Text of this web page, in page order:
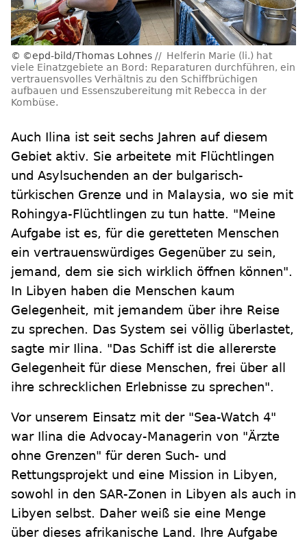
©epd-bild/Thomas Lohnes
Helferin Marie (li.) hat
viele Einatzgebiete an Bord: Reparaturen durchführen, ein
vertrauensvolles Verhältnis zu den Schiffbrüchigen
aufbauen und Essenszubereitung mit Rebecca in der
Kombüse.
Auch Ilina ist seit sechs Jahren auf diesem
Gebiet aktiv. Sie arbeitete mit Flüchtlingen
und Asylsuchenden an der bulgarisch-
türkischen Grenze und in Malaysia, wo sie mit
Rohingya-Flüchtlingen zu tun hatte. "Meine
Aufgabe ist es, für die geretteten Menschen
ein vertrauenswürdiges Gegenüber zu sein,
jemand, dem sie sich wirklich öffnen können".
In Libyen haben die Menschen kaum
Gelegenheit, mit jemandem über ihre Reise
zu sprechen. Das System sei völlig überlastet,
sagte mir Ilina. "Das Schiff ist die allererste
Gelegenheit für diese Menschen, frei über all
ihre schrecklichen Erlebnisse zu sprechen".
Vor unserem Einsatz mit der "Sea-Watch 4"
war Ilina die Advocay-Managerin von "Ärzte
ohne Grenzen" für deren Such- und
Rettungsprojekt und eine Mission in Libyen,
sowohl in den SAR-Zonen in Libyen als auch in
Libyen selbst. Daher weiß sie eine Menge
über dieses afrikanische Land. Ihre Aufgabe